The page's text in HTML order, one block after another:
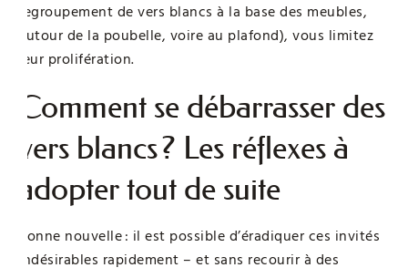
regroupement de vers blancs à la base des meubles,
autour de la poubelle, voire au plafond), vous limitez
leur prolifération.
Comment se débarrasser des
vers blancs ? Les réflexes à
adopter tout de suite
Bonne nouvelle : il est possible d’éradiquer ces invités
indésirables rapidement – et sans recourir à des